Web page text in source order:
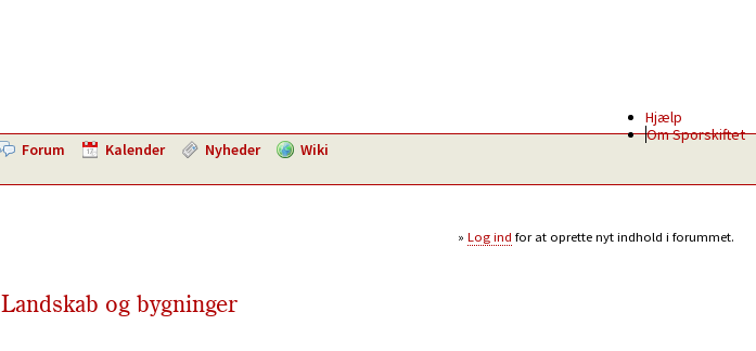
Hjælp
Om Sporskiftet
Forum Kalender Nyheder Wiki
Log ind for at oprette nyt indhold i forummet.
Landskab og bygninger